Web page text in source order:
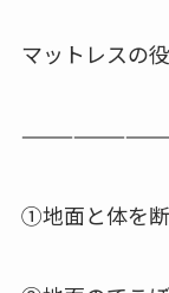
マットレスの
①地面と体を